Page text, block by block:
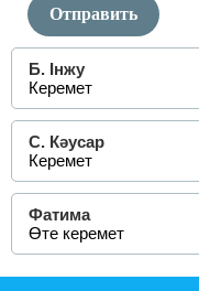
Отправить
Б. Інжу
Керемет
С. Кәусар
Керемет
Фатима
Өте керемет